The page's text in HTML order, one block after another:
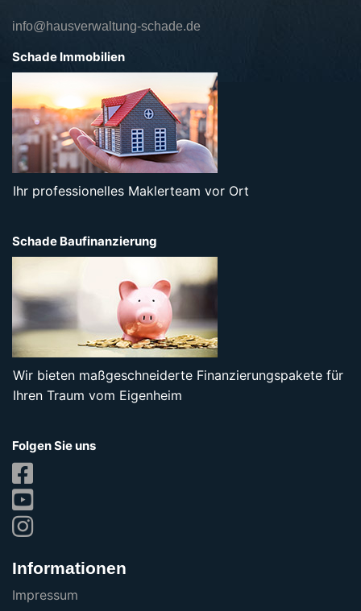
info@hausverwaltung-schade.de
Schade Immobilien
Ihr professionelles Maklerteam vor Ort
Schade Baufinanzierung
Wir bieten maßgeschneiderte Finanzierungspakete für
Ihren Traum vom Eigenheim
Folgen Sie uns
Informationen
Impressum